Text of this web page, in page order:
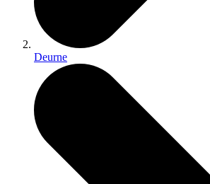
Deurne